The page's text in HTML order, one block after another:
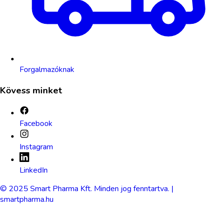
Forgalmazóknak
Kövess minket
Facebook
Instagram
LinkedIn
© 2025 Smart Pharma Kft. Minden jog fenntartva. |
smartpharma.hu